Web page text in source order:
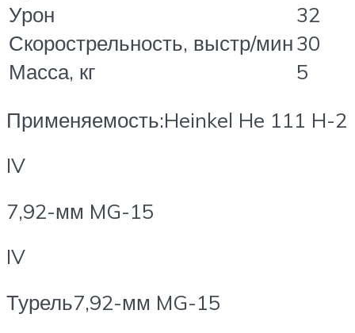
Урон
32
Скорострельность, выстр/мин30
Масса, кг
5
Применяемость:Heinkel He 111 H-2
IV
7,92-мм MG-15
IV
Турель7,92-мм MG-15